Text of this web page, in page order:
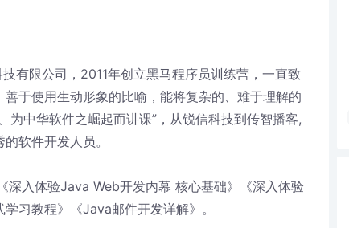
有限公司，2011年创立黑马程序员训练营，一直致
于使用生动形象的比喻，能将复杂的、难于理解的
为中华软件之崛起而讲课”，从锐信科技到传智播客,
软件开发人员。
入体验Java Web开发内幕 核心基础》《深入体验
习教程》《Java邮件开发详解》。